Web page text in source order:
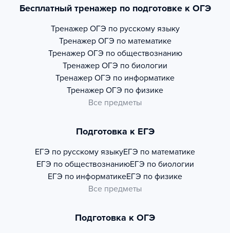
Бесплатный тренажер по подготовке к ОГЭ
Тренажер ОГЭ по русскому языку
Тренажер ОГЭ по математике
Тренажер ОГЭ по обществознанию
Тренажер ОГЭ по биологии
Тренажер ОГЭ по информатике
Тренажер ОГЭ по физике
Все предметы
Подготовка к ЕГЭ
ЕГЭ по русскому языкуЕГЭ по математике
ЕГЭ по обществознаниюЕГЭ по биологии
ЕГЭ по информатикеЕГЭ по физике
Все предметы
Подготовка к ОГЭ